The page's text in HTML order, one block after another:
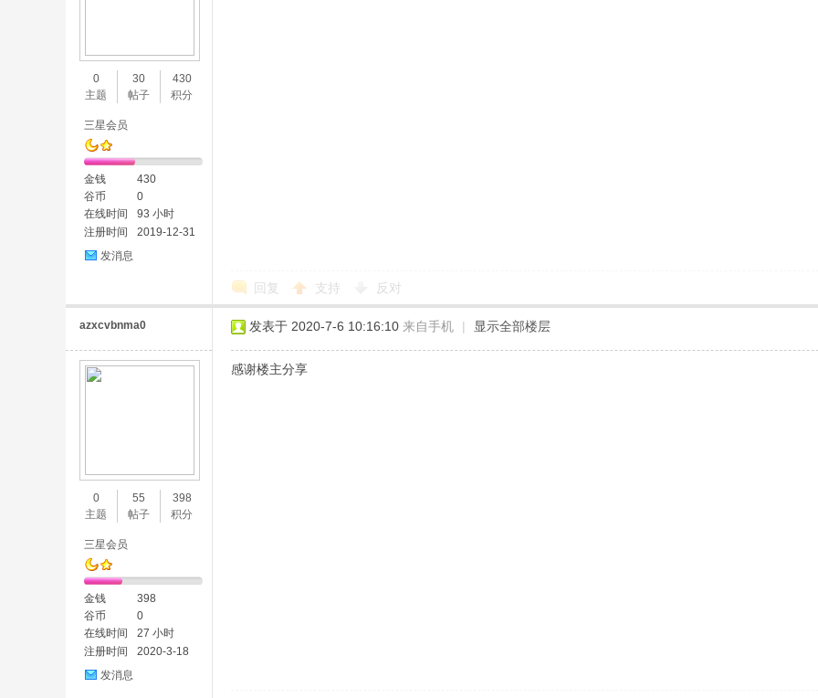
0
主题
30
帖子
430
积分
三星会员
金钱
430
谷币
0
在线时间
93 小时
注册时间
2019-12-31
发消息
回复 支持 反对
azxcvbnma0
0
主题
55
帖子
398
积分
三星会员
金钱
398
谷币
0
在线时间
27 小时
注册时间
2020-3-18
发消息
发表于 2020-7-6 10:16:10 来自手机 | 显示全部楼层
感谢楼主分享